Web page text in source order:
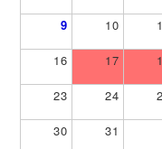
9 10
16 17
23 24
30 31